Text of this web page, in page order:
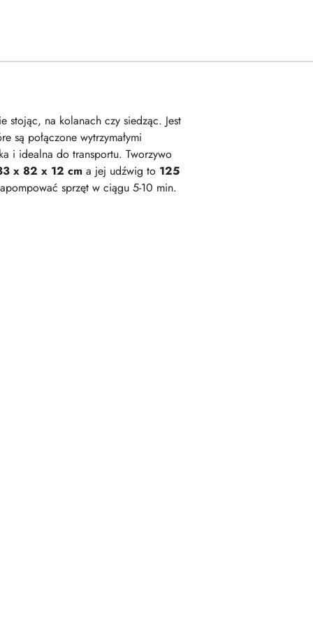
stojąc, na kolanach czy siedząc. Jest
są połączone wytrzymałymi
i idealna do transportu. Tworzywo
x 82 x 12 cm a jej udźwig to 125
sprzęt w ciągu 5-10 min.